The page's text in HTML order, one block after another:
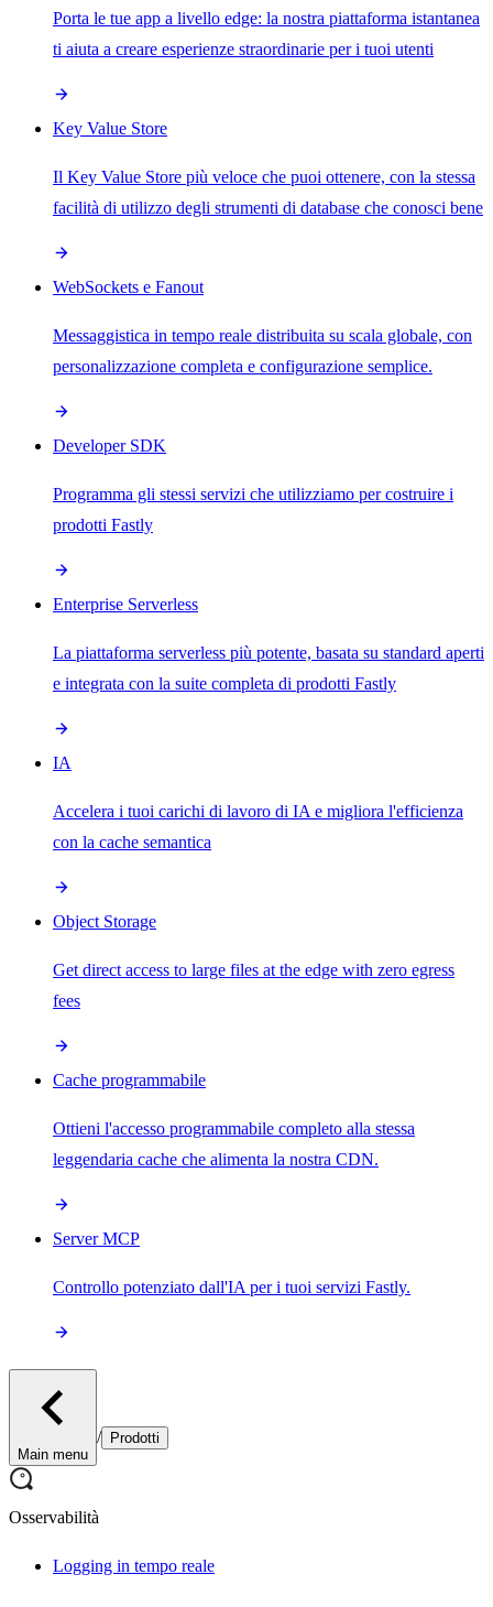
Porta le tue app a livello edge: la nostra piattaforma istantanea
ti aiuta a creare esperienze straordinarie per i tuoi utenti
Key Value Store
Il Key Value Store più veloce che puoi ottenere, con la stessa
facilità di utilizzo degli strumenti di database che conosci bene
WebSockets e Fanout
Messaggistica in tempo reale distribuita su scala globale, con
personalizzazione completa e configurazione semplice.
Developer SDK
Programma gli stessi servizi che utilizziamo per costruire i
prodotti Fastly
Enterprise Serverless
La piattaforma serverless più potente, basata su standard aperti
e integrata con la suite completa di prodotti Fastly
IA
Accelera i tuoi carichi di lavoro di IA e migliora l'efficienza
con la cache semantica
Object Storage
Get direct access to large files at the edge with zero egress
fees
Cache programmabile
Ottieni l'accesso programmabile completo alla stessa
leggendaria cache che alimenta la nostra CDN.
Server MCP
Controllo potenziato dall'IA per i tuoi servizi Fastly.
Main menu
/ Prodotti
Osservabilità
Logging in tempo reale